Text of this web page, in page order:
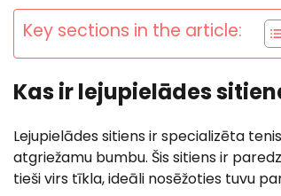
Key sections in the article:
Kas ir lejupielādes
Lejupielādes sitiens ir specializēta
atgriežamu bumbu. Šis sitiens ir
tieši virs tīkla, ideāli nosēžoties tuvu